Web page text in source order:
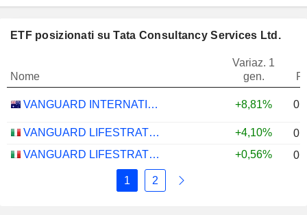
ETF posizionati su Tata Consultancy Services Ltd.
Nome
Variaz. 1
gen.
VANGUARD INTERNATIONAL EQUITY INDEX FUNDS - VANGUARD FTSE ALL-WORLD EX-US ETF +8,81%
VANGUARD LIFESTRATEGY 40% EQUITY UCITS ETF - DISTRIBUTING - EUR +4,10%
VANGUARD LIFESTRATEGY 20% EQUITY UCITS ETF - DISTRIBUTING - EUR
+0,56%
1 2